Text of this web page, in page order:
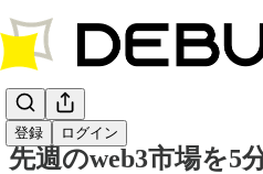
登録 ログイン
先週のweb3市場を5